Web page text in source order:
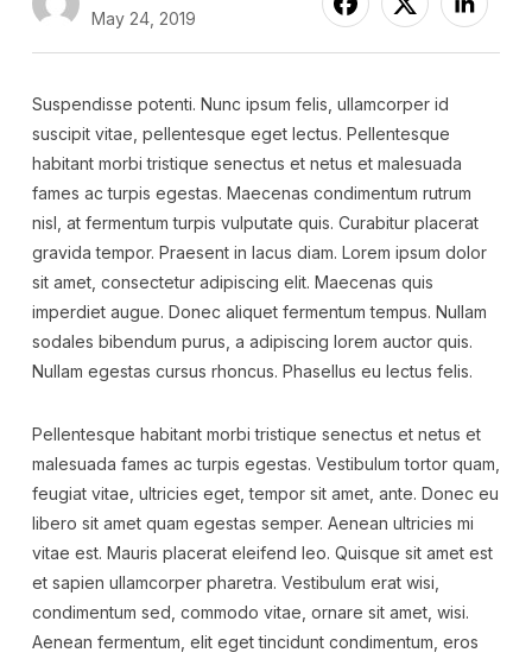
May 24, 2019
Suspendisse potenti. Nunc ipsum felis, ullamcorper id
suscipit vitae, pellentesque eget lectus. Pellentesque
habitant morbi tristique senectus et netus et malesuada
fames ac turpis egestas. Maecenas condimentum rutrum
nisl, at fermentum turpis vulputate quis. Curabitur placerat
gravida tempor. Praesent in lacus diam. Lorem ipsum dolor
sit amet, consectetur adipiscing elit. Maecenas quis
imperdiet augue. Donec aliquet fermentum tempus. Nullam
sodales bibendum purus, a adipiscing lorem auctor quis.
Nullam egestas cursus rhoncus. Phasellus eu lectus felis.
Pellentesque habitant morbi tristique senectus et netus et
malesuada fames ac turpis egestas. Vestibulum tortor quam,
feugiat vitae, ultricies eget, tempor sit amet, ante. Donec eu
libero sit amet quam egestas semper. Aenean ultricies mi
vitae est. Mauris placerat eleifend leo. Quisque sit amet est
et sapien ullamcorper pharetra. Vestibulum erat wisi,
condimentum sed, commodo vitae, ornare sit amet, wisi.
Aenean fermentum, elit eget tincidunt condimentum, eros